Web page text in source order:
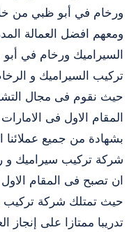
ورخام في أبو ظبي من
ومعهم افضل العمالة
السيراميك ورخام في
تركيب السيراميك و
حيث نقوم فى مجال
المقام الاول فى
بشهادة من جميع
شركة تركيب سيراميك و
ان تصبح فى المقام
حيث تمتلك شركة تركيب
تدريبا ممتازا على